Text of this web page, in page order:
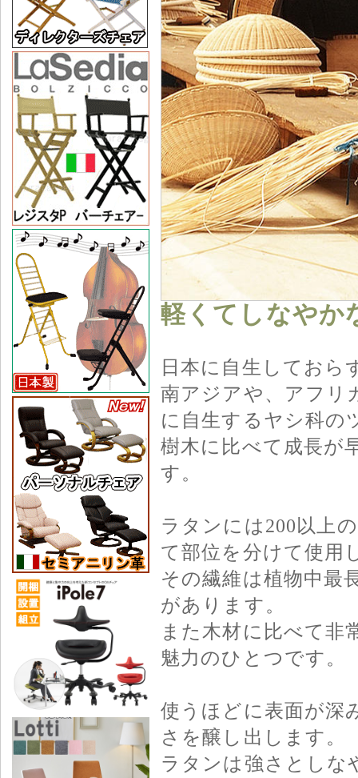
軽くてしなやか
日本に自生しておら
南アジアや、アフリ
に自生するヤシ科の
樹木に比べて成長が
す。
ラタンには200以上
て部位を分けて使用
その繊維は植物中最
があります。
また木材に比べて非
魅力のひとつです。
使うほどに表面が深
さを醸し出します。
ラタンは強さとしな